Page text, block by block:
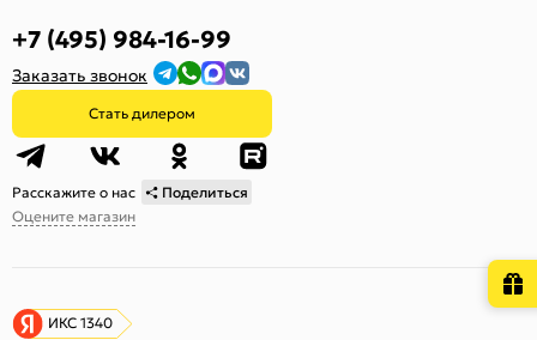
+7 (495) 984-16-99
Заказать звонок
Стать дилером
Расскажите о нас
Поделиться
Оцените магазин
ИКС 1340